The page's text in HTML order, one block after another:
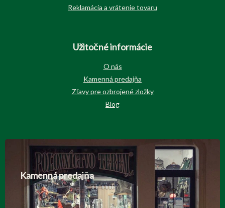
Reklamácia a vrátenie tovaru
Užitočné informácie
O nás
Kamenná predajňa
Zľavy pre ozbrojené zložky
Blog
Kamenná predajňa